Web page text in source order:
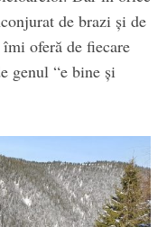
de brazi și de
oferă de fiecare
genul “e bine și